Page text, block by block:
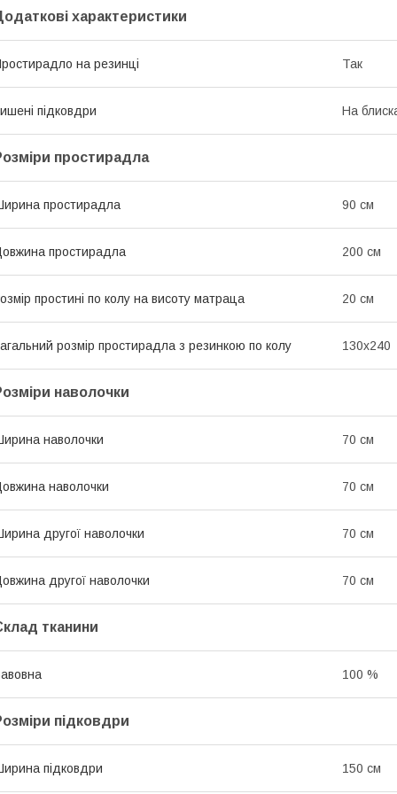
характеристики
на резинці Так
підковдри На
простирадла
простирадла 90 см
простирадла 200 см
простині по колу на висоту матраца 20 см
розмір простирадла з резинкою по колу 130х240
наволочки
наволочки 70 см
наволочки 70 см
другої наволочки 70 см
другої наволочки 70 см
тканини
100 %
підковдри
підковдри 150 см